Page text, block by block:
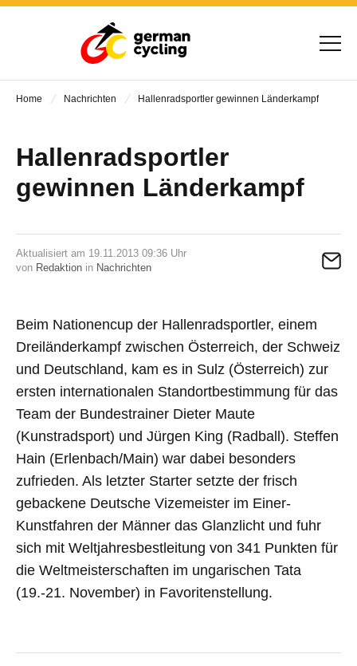
Home Nachrichten Hallenradsportler gewinnen Länderkampf
Hallenradsportler
gewinnen Länderkampf
Aktualisiert am 19.11.2013 09:36 Uhr
von Redaktion in Nachrichten
Beim Nationencup der Hallenradsportler, einem
Dreiländerkampf zwischen Österreich, der Schweiz
und Deutschland, kam es in Sulz (Österreich) zur
ersten internationalen Standortbestimmung für das
Team der Bundestrainer Dieter Maute
(Kunstradsport) und Jürgen King (Radball). Steffen
Hain (Erlenbach/Main) war dabei besonders
zufrieden. Als letzter Starter setzte der frisch
gebackene Deutsche Vizemeister im Einer-
Kunstfahren der Männer das Glanzlicht und fuhr
sich mit Weltjahresbestleitung von 341 Punkten für
die Weltmeisterschaften im ungarischen Tata
(19.-21. November) in Favoritenstellung.